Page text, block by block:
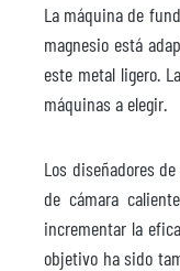
La máquina de
magnesio está
este metal ligero.
máquinas a elegir.
Los diseñadores
de cámara
incrementar la
objetivo ha sido